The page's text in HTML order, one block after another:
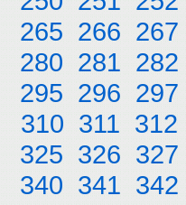
265 266 267
280 281 282
295 296 297
310 311 312
325 326 327
340 341 342